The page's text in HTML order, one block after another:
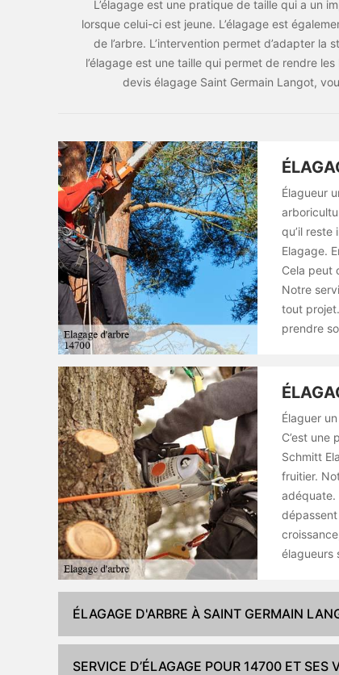
L’élagage est une pratique de taille qui a un
lorsque celui-ci est jeune. L’élagage est
de l’arbre. L’intervention permet d’adapter
l’élagage est une taille qui permet de rendre
devis élagage Saint Germain Langot,
Élagueur
qu’il
Elagage.
Cela peut
Notre
tout
prendre
Élaguer
C’est une
Schmitt
fruitier.
adéquate.
élagueurs
ÉLAGAGE D'ARBRE À SAINT GERMAIN
SERVICE D’ÉLAGAGE POUR 14700 ET SES